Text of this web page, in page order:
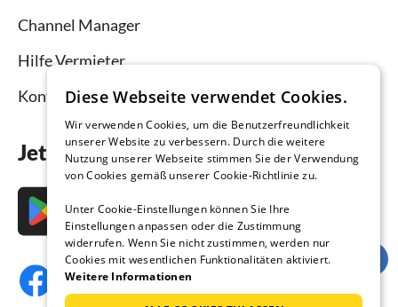
Channel Manager
Hilfe Vermieter
Kontakt
Jetzt die App downloaden
Diese Webseite verwendet Cookies.
Wir verwenden Cookies, um die Benutzerfreundlichkeit
unserer Website zu verbessern. Durch die weitere
Nutzung unserer Webseite stimmen Sie der Verwendung
von Cookies gemäß unserer Cookie-Richtlinie zu.
Unter Cookie-Einstellungen können Sie Ihre
Einstellungen anpassen oder die Zustimmung
widerrufen. Wenn Sie nicht zustimmen, werden nur
Cookies mit wesentlichen Funktionalitäten aktiviert.
Weitere Informationen